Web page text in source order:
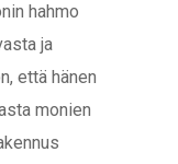
hahmo
ja
että hänen
monien